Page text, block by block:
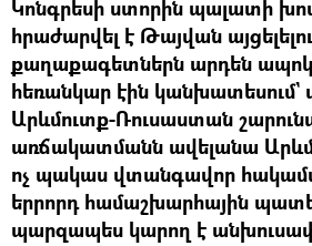
Կոնգրեսի ստորին պալատի
հրաժարվել է Թայվան
քաղաքագետներն արդեն
հեռանկար էին կանխատեսում`
Արևմուտք-Ռուսաստան
առճակատմանն ավելանա
ոչ պակաս վտանգավոր
երրորդ համաշխարհային
պարզապես կարող է